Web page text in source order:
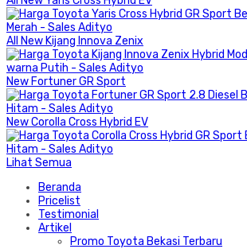
All New Kijang Innova Zenix
New Fortuner GR Sport
New Corolla Cross Hybrid EV
Lihat Semua
Beranda
Pricelist
Testimonial
Artikel
Promo Toyota Bekasi Terbaru